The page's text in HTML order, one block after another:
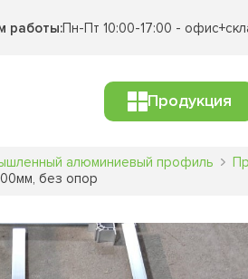
работы:Пн-Пт 10:00-17:00 -
Продукция
алюминиевый профиль
без опор